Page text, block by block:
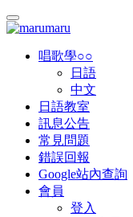
唱歌學○○
日語
中文
日語教室
訊息公告
常見問題
錯誤回報
Google站內查詢
會員
登入